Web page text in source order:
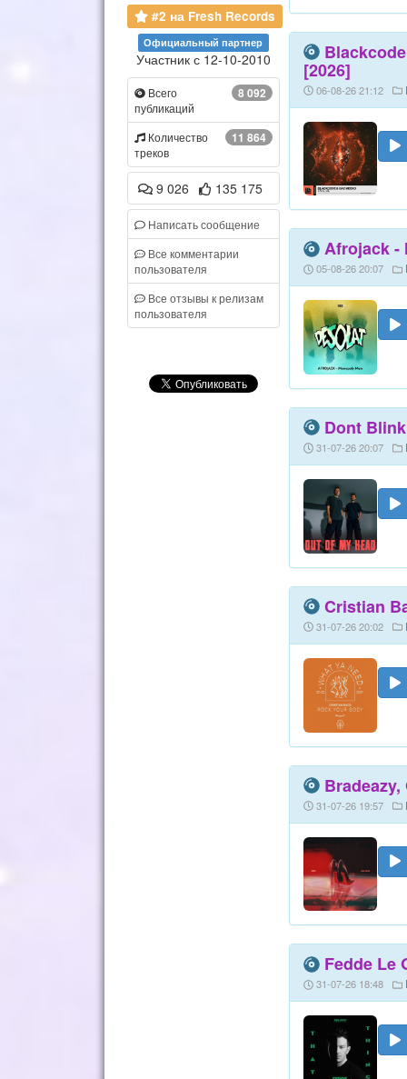
#2 на Fresh Records
Официальный партнер
Участник с 12-10-2010
8 092
Всего
публикаций
11 864
Количество
треков
9 026 135 175
Написать сообщение
Все комментарии
пользователя
Все отзывы к релизам
пользователя
[2026]
06-08-26 21:12
Afrojack -
05-08-26 20:07
Dont
31-07-26 20:07
Cristian
31-07-26 20:02
31-07-26 19:57
Fedde Le
31-07-26 18:48